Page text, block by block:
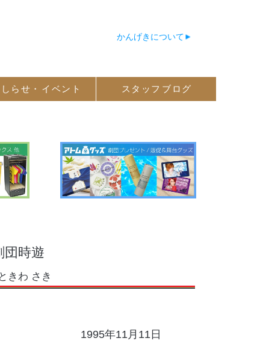
かんげきについて
らせ・ イベント スタッフ ブログ
団時遊
ときわ さき
1995年11月11日